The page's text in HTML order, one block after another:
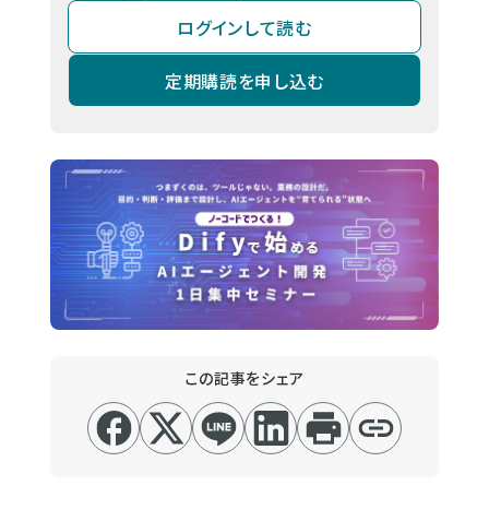
ログインして読む
定期購読を申し込む
この記事をシェア